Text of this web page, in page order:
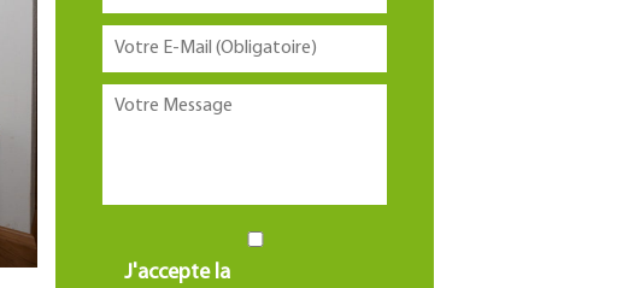
J'accepte la